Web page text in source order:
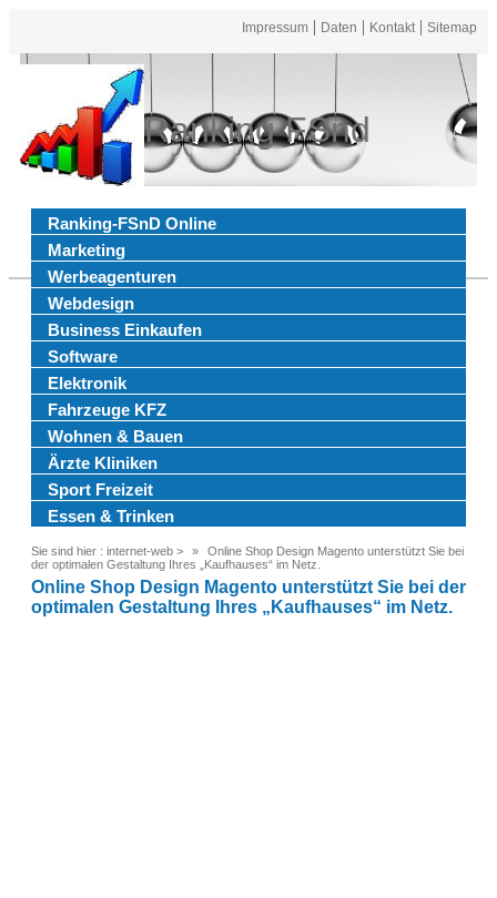
Impressum Daten Kontakt Sitemap
Ranking FSnd
Ranking-FSnD Online
Marketing
Werbeagenturen
Webdesign
Business Einkaufen
Software
Elektronik
Fahrzeuge KFZ
Wohnen & Bauen
Ärzte Kliniken
Sport Freizeit
Essen & Trinken
Sie sind hier : internet-web >
Online Shop Design Magento unterstützt Sie bei
der optimalen Gestaltung Ihres „Kaufhauses“ im Netz.
Online Shop Design Magento unterstützt Sie bei der
optimalen Gestaltung Ihres „Kaufhauses“ im Netz.